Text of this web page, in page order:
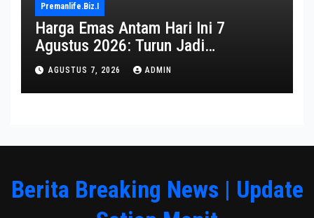
Premanlife.biz.i
Harga Emas Antam Hari Ini 7
Agustus 2026: Turun Jadi
Rp2.650.000
AGUSTUS 7, 2026 ADMIN
Berita Breaking News | Update